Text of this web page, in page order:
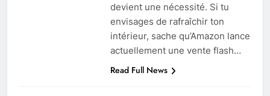
devient une nécessité. Si tu
envisages de rafraîchir ton
intérieur, sache qu’Amazon lance
actuellement une vente flash…
Read Full News